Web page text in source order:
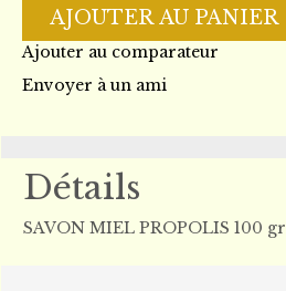
AJOUTER AU PANIER
Ajouter au comparateur
Envoyer à un ami
Détails
SAVON MIEL PROPOLIS 100 gr